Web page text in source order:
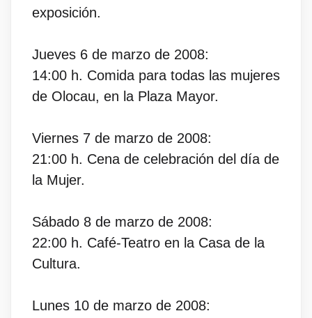
exposición.
Jueves 6 de marzo de 2008:
14:00 h. Comida para todas las mujeres
de Olocau, en la Plaza Mayor.
Viernes 7 de marzo de 2008:
21:00 h. Cena de celebración del día de
la Mujer.
Sábado 8 de marzo de 2008:
22:00 h. Café-Teatro en la Casa de la
Cultura.
Lunes 10 de marzo de 2008: